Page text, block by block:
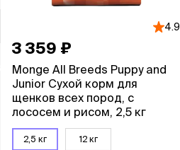
аксессуары
4.9
3 359 ₽
Monge All Breeds Puppy and
Junior Сухой корм для
щенков всех пород, с
лососем и рисом, 2,5 кг
2,5 кг 12 кг